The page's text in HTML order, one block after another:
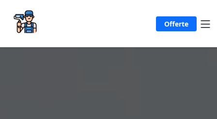
Offerte